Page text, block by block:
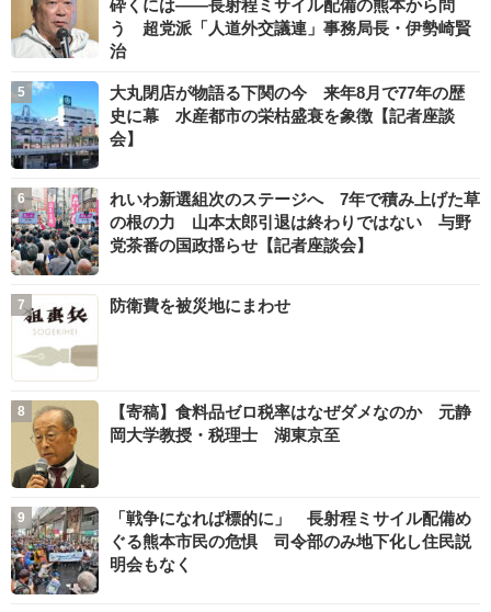
砕くには――長射程ミサイル配備の熊本から問
う 超党派「人道外交議連」事務局長・伊勢崎賢
治
大丸閉店が物語る下関の今 来年8月で77年の歴
史に幕 水産都市の栄枯盛衰を象徴【記者座談
会】
れいわ新選組次のステージへ 7年で積み上げた草
の根の力 山本太郎引退は終わりではない 与野
党茶番の国政揺らせ【記者座談会】
防衛費を被災地にまわせ
【寄稿】食料品ゼロ税率はなぜダメなのか 元静
岡大学教授・税理士 湖東京至
「戦争になれば標的に」 長射程ミサイル配備め
ぐる熊本市民の危惧 司令部のみ地下化し住民説
明会もなく